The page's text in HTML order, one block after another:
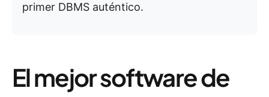
primer DBMS auténtico.
El mejor software de